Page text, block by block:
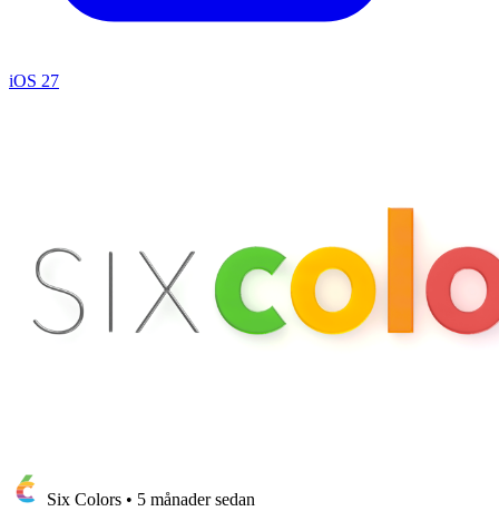
iOS 27
Six Colors • 5 månader sedan